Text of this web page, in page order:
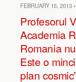
FEBRUARY 15, 2013
Profesorul
Academia
Romania
Este o
plan